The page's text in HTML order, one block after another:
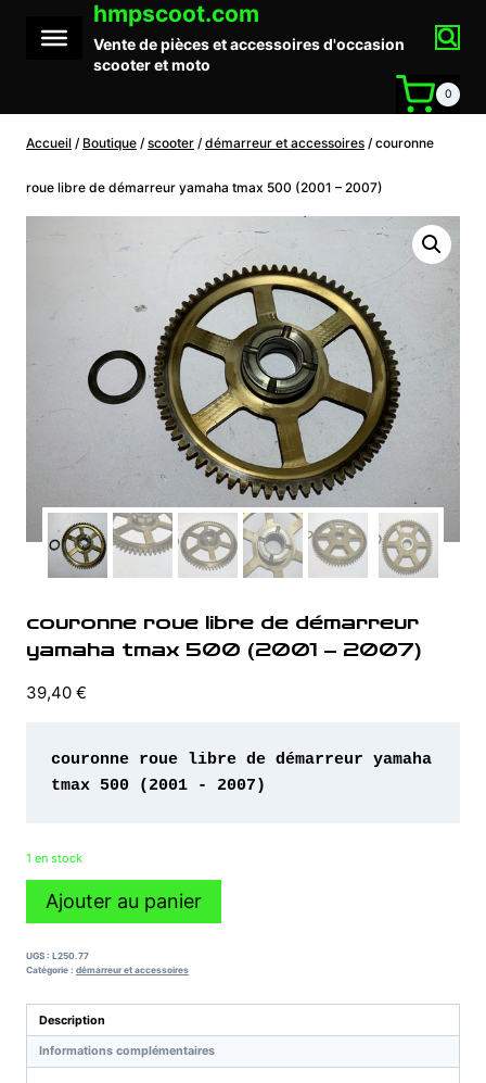
contenu
hmpscoot.com
Vente de pièces et accessoires d'occasion
scooter et moto
0
Accueil / Boutique / scooter / démarreur et accessoires / couronne
roue libre de démarreur yamaha tmax 500 (2001 – 2007)
couronne roue libre de démarreur
yamaha tmax 500 (2001 – 2007)
39,40 €
couronne roue libre de démarreur yamaha
tmax 500 (2001 - 2007)
1 en stock
quantité
roue
libre
démarreur
yamaha
tmax
Ajouter au panier
UGS : L250.77
Catégorie : démarreur et accessoires
Description
Informations complémentaires